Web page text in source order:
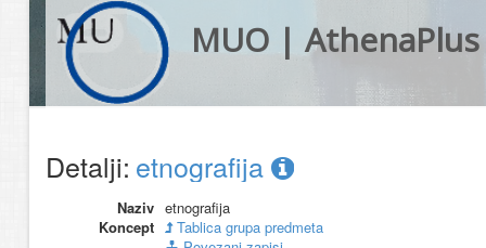
MUO | AthenaPlus
Detalji: etnografija
Naziv etnografija
Koncept
Tablica grupa predmeta